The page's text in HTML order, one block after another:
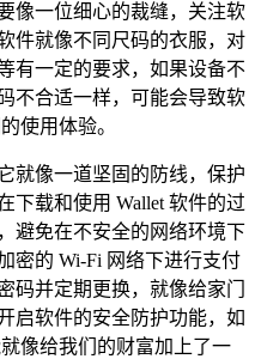
像一位细心的裁缝，关注软
件就像不同尺码的衣服，对
有一定的要求，如果设备不
不合适一样，可能会导致软
使用体验。
就像一道坚固的防线，保护
下载和使用 Wallet 软件的过
避免在不安全的网络环境下
密的 Wi-Fi 网络下进行支付
码并定期更换，就像给家门
启软件的安全防护功能，如
像给我们的财富加上了一